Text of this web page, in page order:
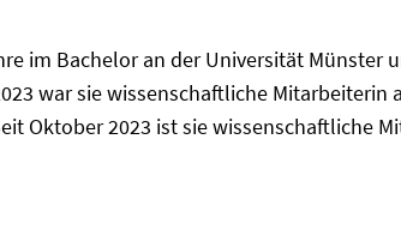
im Bachelor an der Universität Münster
war sie wissenschaftliche
Oktober 2023 ist sie wissenschaftliche